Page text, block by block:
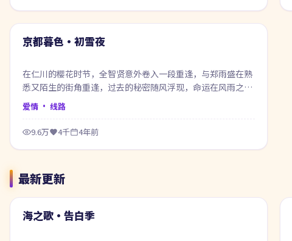
热门
京都暮色·初雪夜
在仁川的樱花时节，全智贤意外卷入一段重逢，与郑雨盛在熟
悉又陌生的街角重逢，过去的秘密随风浮现，命运在风雨之间
悄然改写。
爱情 · 线路
9.6万 4千 4年前
最新更新
最新
海之歌·告白季